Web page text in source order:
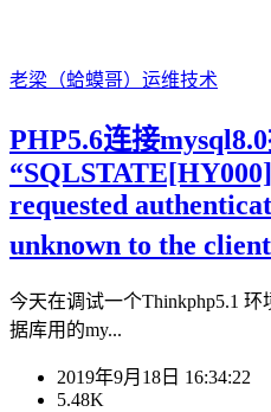
老梁（蛤蟆哥） 运维技术
PHP5.6连接
requested
unknown to the
今天在调试一个Thinkphp5.1
据库用的my...
2019年9月18日 16:34:22
5.48K